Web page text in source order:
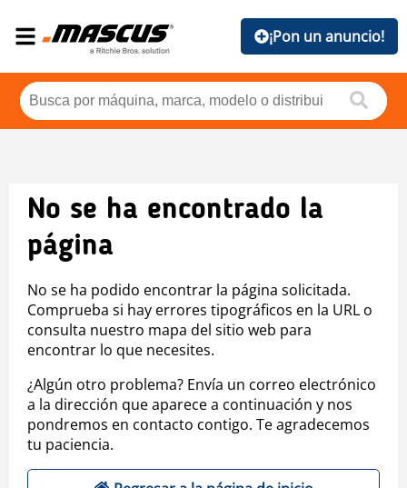
¡Pon un anuncio!
No se ha encontrado la
página
No se ha podido encontrar la página solicitada.
Comprueba si hay errores tipográficos en la URL o
consulta nuestro mapa del sitio web para
encontrar lo que necesites.
¿Algún otro problema? Envía un correo electrónico
a la dirección que aparece a continuación y nos
pondremos en contacto contigo. Te agradecemos
tu paciencia.